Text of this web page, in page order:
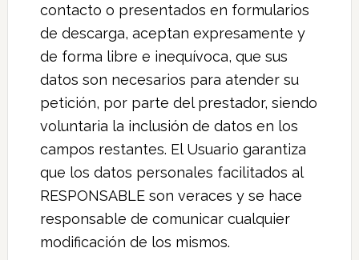
contacto o presentados en formularios
de descarga, aceptan expresamente y
de forma libre e inequívoca, que sus
datos son necesarios para atender su
petición, por parte del prestador, siendo
voluntaria la inclusión de datos en los
campos restantes. El Usuario garantiza
que los datos personales facilitados al
RESPONSABLE son veraces y se hace
responsable de comunicar cualquier
modificación de los mismos.